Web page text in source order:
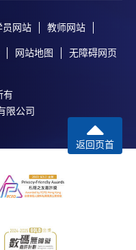
员网站 教师网站
网站地图 无障碍网页
有
限公司
返回页首